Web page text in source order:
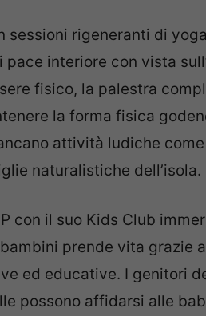
sessioni rigeneranti di
interiore con vista
fisico, la palestra
la forma fisica
attività ludiche
naturalistiche dell’isola.
con il suo Kids Club
prende vita grazie
ed educative. I genitori
possono affidarsi alle